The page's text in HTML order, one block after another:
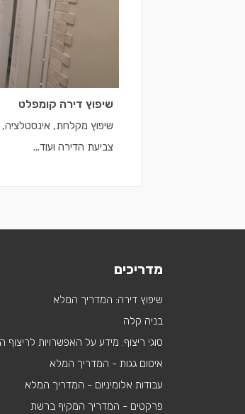
שיפוץ דירה קומפלט
שיפוץ מקלחת,
צביעת הדירה ועוד...
מדריכים
שיפוץ דירה: המדריך המלא
בניה קלה
סוגי ריצוף: מידע על האפשרויות לריצוף
איטום גגות - המדריך המלא
עבודות אלומיניום - המדריך המלא
פרקטים - המדריך המקיף ברשת